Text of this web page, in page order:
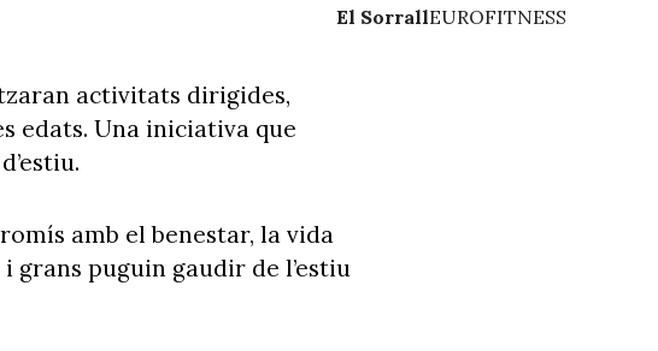
El SorrallEUROFITNESS
activitats dirigides,
edats. Una iniciativa que
amb el benestar, la vida
grans puguin gaudir de l’estiu